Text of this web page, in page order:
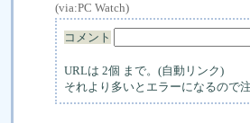
(via:PC Watch)
コメント
URLは 2個 まで。(自動リンク)
それより多いとエラーになるので